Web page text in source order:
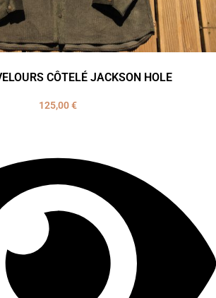
CÔTELÉ JACKSON HOLE
125,00€